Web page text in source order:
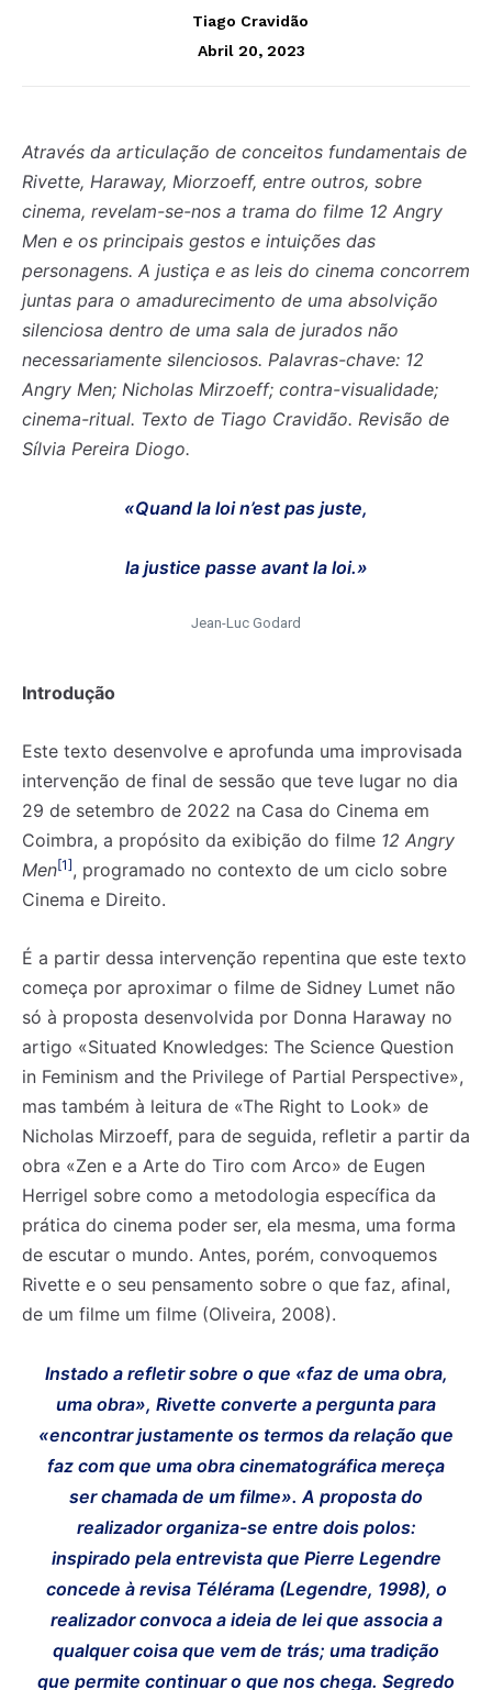
Tiago Cravidão
Abril 20, 2023
Através da articulação de conceitos fundamentais de
Rivette, Haraway, Miorzoeff, entre outros, sobre
cinema, revelam-se-nos a trama do filme 12 Angry
Men e os principais gestos e intuições das
personagens. A justiça e as leis do cinema concorrem
juntas para o amadurecimento de uma absolvição
silenciosa dentro de uma sala de jurados não
necessariamente silenciosos. Palavras-chave: 12
Angry Men; Nicholas Mirzoeff; contra-visualidade;
cinema-ritual. Texto de Tiago Cravidão. Revisão de
Sílvia Pereira Diogo.
«Quand la loi n’est pas juste,
la justice passe avant la loi.»
Jean-Luc Godard
Introdução
Este texto desenvolve e aprofunda uma improvisada
intervenção de final de sessão que teve lugar no dia
29 de setembro de 2022 na Casa do Cinema em
Coimbra, a propósito da exibição do filme 12 Angry
Men[1], programado no contexto de um ciclo sobre
Cinema e Direito.
É a partir dessa intervenção repentina que este texto
começa por aproximar o filme de Sidney Lumet não
só à proposta desenvolvida por Donna Haraway no
artigo «Situated Knowledges: The Science Question
in Feminism and the Privilege of Partial Perspective»,
mas também à leitura de «The Right to Look» de
Nicholas Mirzoeff, para de seguida, refletir a partir da
obra «Zen e a Arte do Tiro com Arco» de Eugen
Herrigel sobre como a metodologia específica da
prática do cinema poder ser, ela mesma, uma forma
de escutar o mundo. Antes, porém, convoquemos
Rivette e o seu pensamento sobre o que faz, afinal,
de um filme um filme (Oliveira, 2008).
Instado a refletir sobre o que «faz de uma obra,
uma obra», Rivette converte a pergunta para
«encontrar justamente os termos da relação que
faz com que uma obra cinematográfica mereça
ser chamada de um filme». A proposta do
realizador organiza-se entre dois polos:
inspirado pela entrevista que Pierre Legendre
concede à revisa Télérama (Legendre, 1998), o
realizador convoca a ideia de leique associa a
qualquer coisa que vem de trás; uma tradição
que permite continuar o que nos chega. Segredo